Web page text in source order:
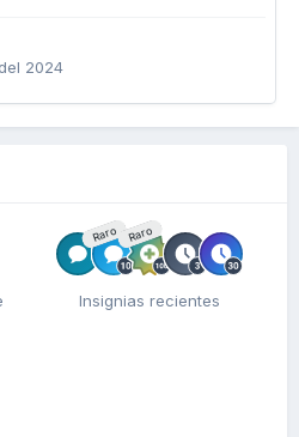
2024
Raro Raro
Insignias recientes